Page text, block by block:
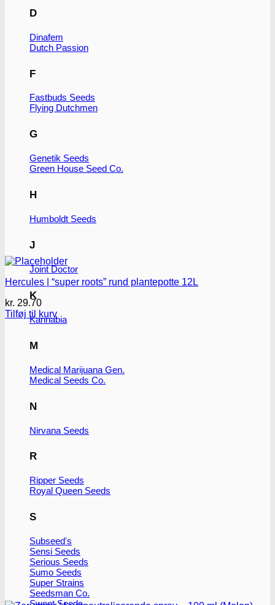
D
Dinafem
Dutch Passion
F
Fastbuds Seeds
Flying Dutchmen
G
Genetik Seeds
Green House Seed Co.
H
Humboldt Seeds
J
Joint Doctor
K
Kannabia
M
Medical Marijuana Gen.
Medical Seeds Co.
N
Nirvana Seeds
R
Ripper Seeds
Royal Queen Seeds
S
Subseed's
Sensi Seeds
Serious Seeds
Sumo Seeds
Super Strains
Seedsman Co.
Hercules | “super roots” rund plantepotte 12L
kr. 29.70
Tilføj til kurv